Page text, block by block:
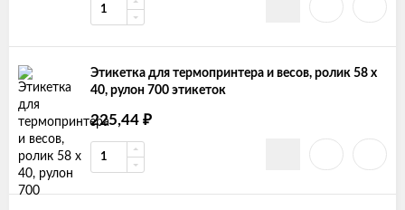
Этикетка для термопринтера и весов, ролик 58 х
40, рулон 700 этикеток
225,44 ₽